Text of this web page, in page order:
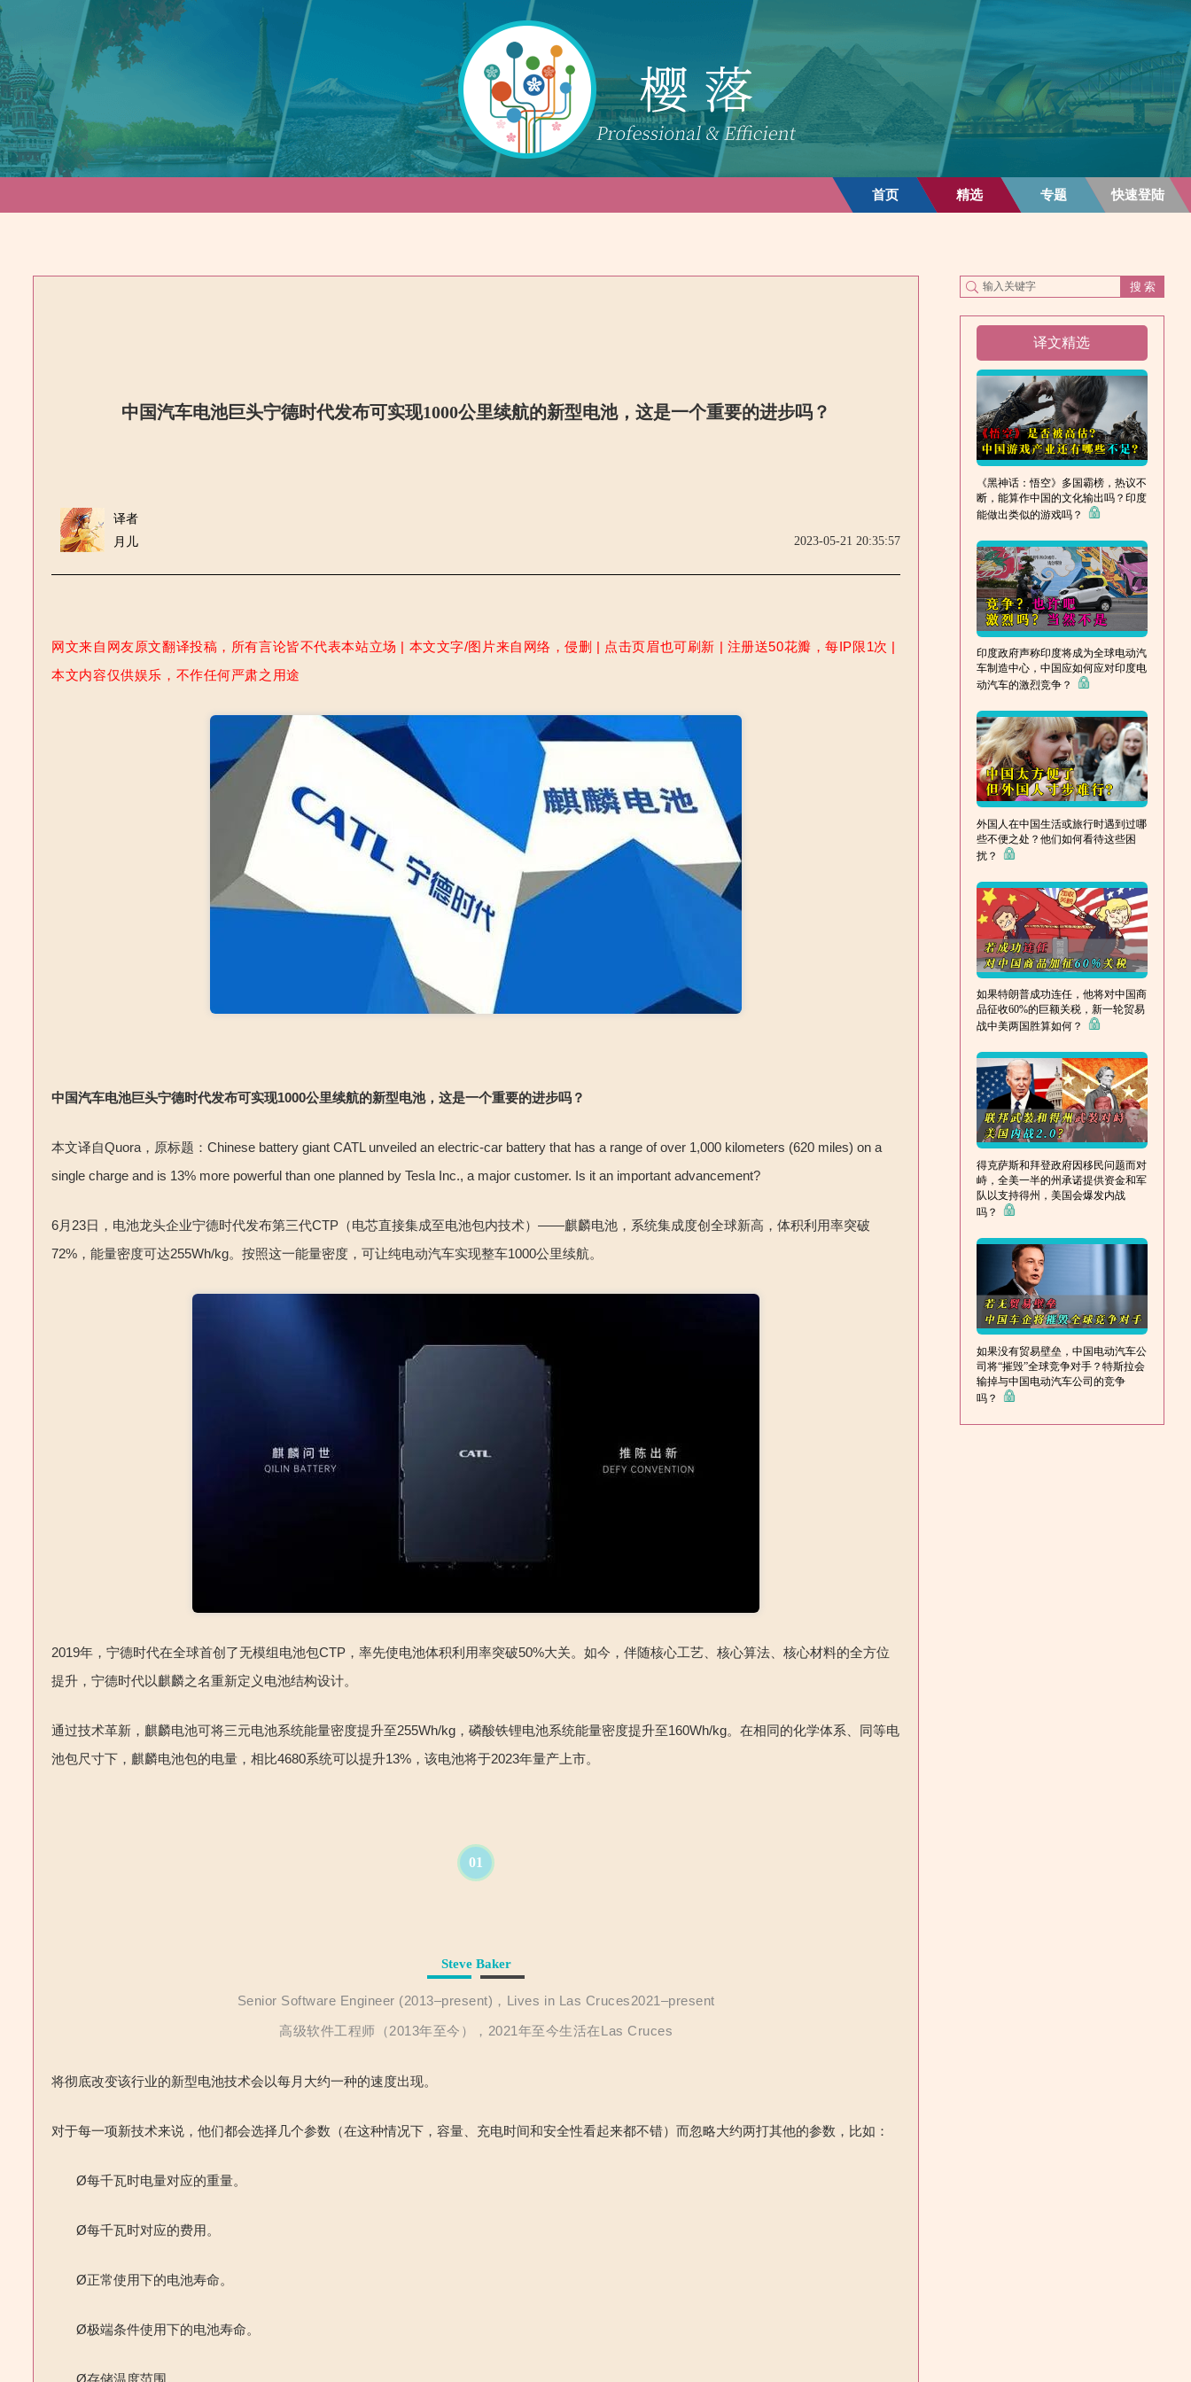
首页 精选 专题 快速登陆
中国汽车电池巨头宁德时代发布可实现1000公里续航的新型电池，这是一个重要的进步吗？
译者
月儿
2023-05-21 20:35:57
网文来自网友原文翻译投稿，所有言论皆不代表本站立场 | 本文文字/图片来自网络，侵删 | 点击页眉也可刷新 | 注册送50花瓣，每IP限1次 |
本文内容仅供娱乐，不作任何严肃之用途
中国汽车电池巨头宁德时代发布可实现1000公里续航的新型电池，这是一个重要的进步吗？
本文译自Quora ，原标题：Chinese battery giant CATL unveiled an electric-car battery that has a range of over 1,000 kilometers (620 miles) on a
single charge and is 13% more powerful than one planned by Tesla Inc., a major customer. Is it an important advancement?
6月 23日，电池龙头企业宁德时代发布第三代CTP （电芯直接集成至电池包内技术）——麒麟电池，系统集成度创全球新高，体积利用率突破
72% ，能量密度可达255Wh/kg。按照这一能量密度，可让纯电动汽车实现整车1000公里续航。
2019年，宁德时代在全球首创了无模组电池包CTP ，率先使电池体积利用率突破50%大关。如今，伴随核心工艺、核心算法、核心材料的全方位
提升，宁德时代以麒麟之名重新定义电池结构设计。
通过技术革新，麒麟电池可将三元电池系统能量密度提升至255Wh/kg ，磷酸铁锂电池系统能量密度提升至160Wh/kg。在相同的化学体系、同等电
池包尺寸下，麒麟电池包的电量，相比4680系统可以提升13% ，该电池将于2023年量产上市。
01
Steve Baker
Senior Software Engineer (2013–present)，Lives in Las Cruces2021–present
高级软件工程师（2013年至今），2021年至今生活在Las Cruces
将彻底改变该行业的新型电池技术会以每月大约一种的速度出现。
对于每一项新技术来说，他们都会选择几个参数（在这种情况下，容量、充电时间和安全性看起来都不错）而忽略大约两打其他的参数，比如：
Ø每千瓦时电量对应的重量。
Ø每千瓦时对应的费用。
Ø正常使用下的电池寿命。
Ø极端条件使用下的电池寿命。
Ø存储温度范围。
译文精选
《黑神话：悟空》多国霸榜，热议不
断，能算作中国的文化输出吗？印度
能做出类似的游戏吗？
印度政府声称印度将成为全球电动汽
车制造中心，中国应如何应对印度电
动汽车的激烈竞争？
外国人在中国生活或旅行时遇到过哪
些不便之处？他们如何看待这些困
扰？
如果特朗普成功连任，他将对中国商
品征收60%的巨额关税，新一轮贸易
战中美两国胜算如何？
得克萨斯和拜登政府因移民问题而对
峙，全美一半的州承诺提供资金和军
队以支持得州，美国会爆发内战
吗？
如果没有贸易壁垒，中国电动汽车公
司将“摧毁”全球竞争对手？特斯拉会
输掉与中国电动汽车公司的竞争
吗？